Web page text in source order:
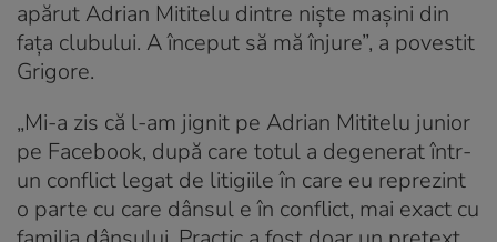
apărut Adrian Mititelu dintre niște mașini din
fața clubului. A început să mă înjure”, a povestit
Grigore.
„Mi-a zis că l-am jignit pe Adrian Mititelu junior
pe Facebook, după care totul a degenerat într-
un conflict legat de litigiile în care eu reprezint
o parte cu care dânsul e în conflict, mai exact cu